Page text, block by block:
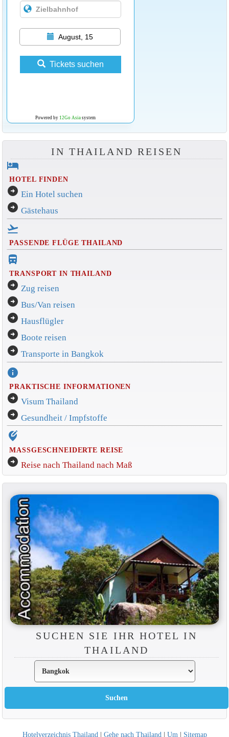
August, 15
Tickets suchen
Powered by 12Go Asiasystem
IN THAILAND REISEN
hotel
HOTEL FINDEN
arrow_circle_right Ein Hotel suchen
arrow_circle_right Gästehaus
flight_takeoff
PASSENDE FLÜGE THAILAND
directions_bus_filled
TRANSPORT IN THAILAND
arrow_circle_right Zug reisen
arrow_circle_right Bus/Van reisen
arrow_circle_right Hausflügler
arrow_circle_right Boote reisen
arrow_circle_right Transporte in Bangkok
info
PRAKTISCHE INFORMATIONEN
arrow_circle_right Visum Thailand
arrow_circle_right Gesundheit / Impfstoffe
edit_location_alt
MASSGESCHNEIDERTE REISE
arrow_circle_right Reise nach Thailand nach Maß
SUCHEN SIE IHR HOTEL IN
THAILAND
Hotelverzeichnis Thailand| Gehe nach Thailand| Um| Sitemap